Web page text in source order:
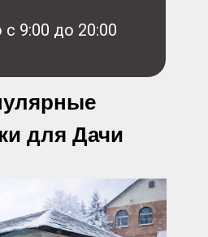
9:00 до 20:00
для Дачи